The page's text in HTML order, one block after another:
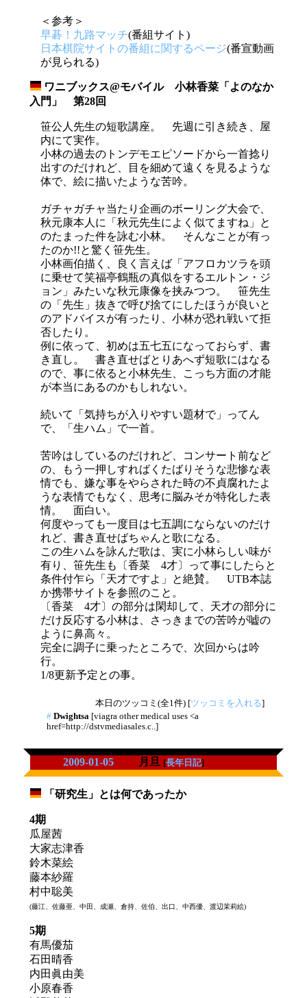
＜参考＞
早碁！九路マッチ(番組サイト)
日本棋院サイトの番組に関するページ(番宣動画
が見られる)
ワニブックス@モバイル 小林香菜「よのなか
入門」 第28回
笹公人先生の短歌講座。 先週に引き続き、屋
内にて実作。
小林の過去のトンデモエピソードから一首捻り
出すのだけれど、目を細めて遠くを見るような
体で、絵に描いたような苦吟。
ガチャガチャ当たり企画のボーリング大会で、
秋元康本人に「秋元先生によく似てますね」と
のたまった件を詠む小林。 そんなことが有っ
たのか!!と驚く笹先生。
小林画伯描く、良く言えば「アフロカツラを頭
に乗せて笑福亭鶴瓶の真似をするエルトン・ジ
ョン」みたいな秋元康像を挟みつつ。 笹先生
の「先生」抜きで呼び捨てにしたほうが良いと
のアドバイスが有ったり、小林が恐れ戦いて拒
否したり。
例に依って、初めは五七五になっておらず、書
き直し。 書き直せばとりあへず短歌にはなる
ので、事に依ると小林先生、こっち方面の才能
が本当にあるのかもしれない。
続いて「気持ちが入りやすい題材で」ってん
で、「生ハム」で一首。
苦吟はしているのだけれど、コンサート前など
の、もう一押しすればくたばりそうな悲惨な表
情でも、嫌な事をやらされた時の不貞腐れたよ
うな表情でもなく、思考に脳みそが特化した表
情。 面白い。
何度やっても一度目は七五調にならないのだけ
れど、書き直せばちゃんと歌になる。
この生ハムを詠んだ歌は、実に小林らしい味が
有り、笹先生も〔香菜 4才〕って事にしたらと
条件付乍ら「天才ですよ」と絶賛。 UTB本誌
か携帯サイトを参照のこと。
〔香菜 4才〕の部分は閑却して、天才の部分に
だけ反応する小林は、さっきまでの苦吟が嘘の
ように鼻高々。
完全に調子に乗ったところで、次回からは吟
行。
1/8更新予定との事。
本日のツッコミ(全1件) [ツッコミを入れる]
# Dwightsa [viagra other medical uses <a
href=http://dstvmediasales.c..]
2009-01-05 月旦 [長年日記]
「研究生」とは何であったか
4期
瓜屋茜
大家志津香
鈴木菜絵
藤本紗羅
村中聡美
(藤江、佐藤亜、中田、成瀬、倉持、佐伯、出口、中西優、渡辺茉莉絵)
5期
有馬優茄
石田晴香
内田眞由美
小原春香